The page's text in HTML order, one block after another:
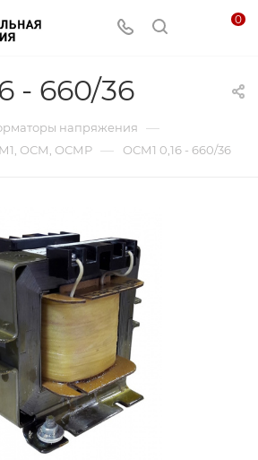
0
- 660/36
напряжения —
ОСМ, ОСМР — ОСМ1 0,16 - 660/36